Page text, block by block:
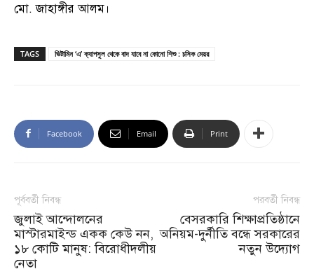
মো. জাহাঙ্গীর আলম।
TAGS ভিটামিন ‘এ’ ক্যাপসুল থেকে বাদ যাবে না কোনো শিশু : চসিক মেয়র
Facebook Email Print
পূর্ববর্তী নিবন্ধ
জুলাই আন্দোলনের
মাস্টারমাইন্ড একক কেউ নন,
১৮ কোটি মানুষ: বিরোধীদলীয়
নেতা
পরবর্তী নিবন্ধ
বেসরকারি শিক্ষাপ্রতিষ্ঠানে
অনিয়ম-দুর্নীতি বন্ধে সরকারের
নতুন উদ্যোগ